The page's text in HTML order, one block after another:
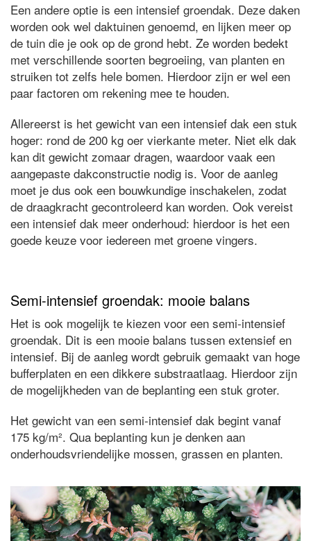
Een andere optie is een intensief groendak. Deze daken
worden ook wel daktuinen genoemd, en lijken meer op
de tuin die je ook op de grond hebt. Ze worden bedekt
met verschillende soorten begroeiing, van planten en
struiken tot zelfs hele bomen. Hierdoor zijn er wel een
paar factoren om rekening mee te houden.
Allereerst is het gewicht van een intensief dak een stuk
hoger: rond de 200 kg oer vierkante meter. Niet elk dak
kan dit gewicht zomaar dragen, waardoor vaak een
aangepaste dakconstructie nodig is. Voor de aanleg
moet je dus ook een bouwkundige inschakelen, zodat
de draagkracht gecontroleerd kan worden. Ook vereist
een intensief dak meer onderhoud: hierdoor is het een
goede keuze voor iedereen met groene vingers.
Semi-intensief groendak: mooie balans
Het is ook mogelijk te kiezen voor een semi-intensief
groendak. Dit is een mooie balans tussen extensief en
intensief. Bij de aanleg wordt gebruik gemaakt van hoge
bufferplaten en een dikkere substraatlaag. Hierdoor zijn
de mogelijkheden van de beplanting een stuk groter.
Het gewicht van een semi-intensief dak begint vanaf
175 kg/m². Qua beplanting kun je denken aan
onderhoudsvriendelijke mossen, grassen en planten.